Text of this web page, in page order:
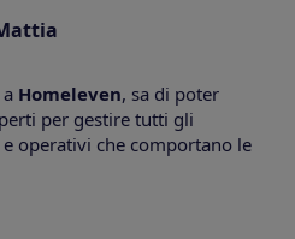
Homeleven, sa di poter
per gestire tutti gli
operativi che comportano le